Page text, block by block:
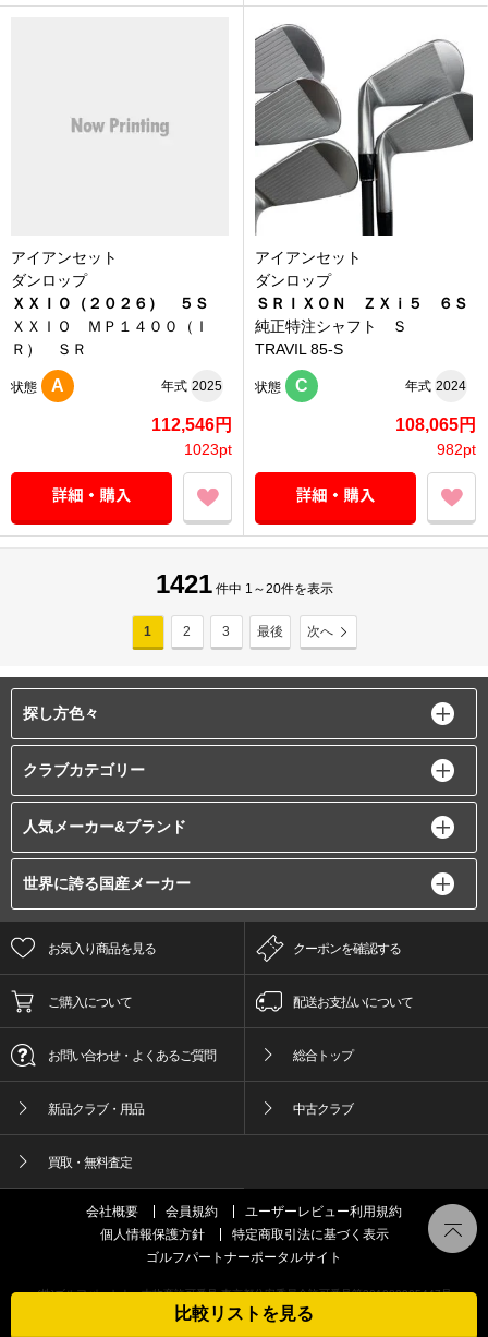
アイアンセット
ダンロップ
ＸＸＩＯ（２０２６） ５Ｓ
ＸＸＩＯ ＭＰ１４００（Ｉ
Ｒ） ＳＲ
状態 A 年式 2025
112,546円
1023pt
アイアンセット
ダンロップ
ＳＲＩＸＯＮ ＺＸｉ５ ６Ｓ
純正特注シャフト Ｓ
TRAVIL 85-S
状態 C 年式 2024
108,065円
982pt
1421 件中 1～20件を表示
1 2 3 最後 次へ
探し方色々
クラブカテゴリー
人気メーカー&ブランド
世界に誇る国産メーカー
お気入り商品を見る クーポンを確認する
ご購入について 配送お支払いについて
お問い合わせ・よくあるご質問 総合トップ
新品クラブ・用品 中古クラブ
買取・無料査定
会社概要 会員規約
ユーザーレビュー利用規約
個人情報保護方針
特定商取引法に基づく表示
ゴルフパートナーポータルサイト
(株)ゴルフパートナー古物商許可番号 東京都公安委員会許可番号第301089905447号
比較リストを見る